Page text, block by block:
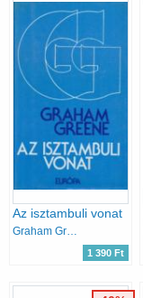
Az isztambuli vonat
Graham Greene
1 390 Ft